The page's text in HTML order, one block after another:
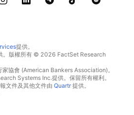
提供。
。版權所有 © 2026 FactSet Research
協會 (American Bankers Association)。
Systems Inc.提供。保留所有權利。
文件及其他文件由 Quartr提供。